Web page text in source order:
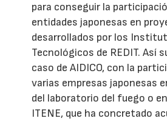
para conseguir la
entidades japonesas en
desarrollados por los
Tecnológicos de REDIT. Así
caso de AIDICO, con la
varias empresas japonesas
del laboratorio del fuego o
ITENE, que ha concretado